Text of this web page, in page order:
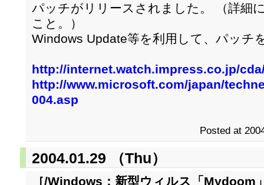
パッチがリリースされました。 （詳細
こと。）
Windows Update等を利用して、パッチ
http://internet.watch.impress.co.jp/
http://www.microsoft.com/japan/
004.asp
Posted at
2004.01.29 （Thu）
［/Windows： 新型ウィルス「Mydoom